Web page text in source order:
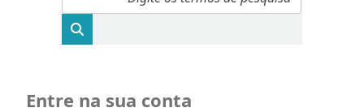
Entre na sua conta